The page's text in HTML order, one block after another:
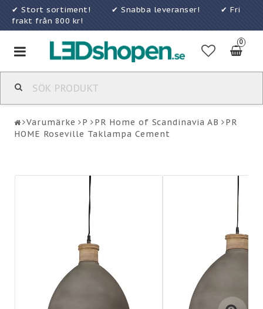
✔ Stort sortiment! ✔ Snabba leveranser! ✔ Fri
frakt från 800 kr!
0
Toggle
navigation
Varumärke P PR Home of Scandinavia AB
PR
HOME Roseville Taklampa Cement